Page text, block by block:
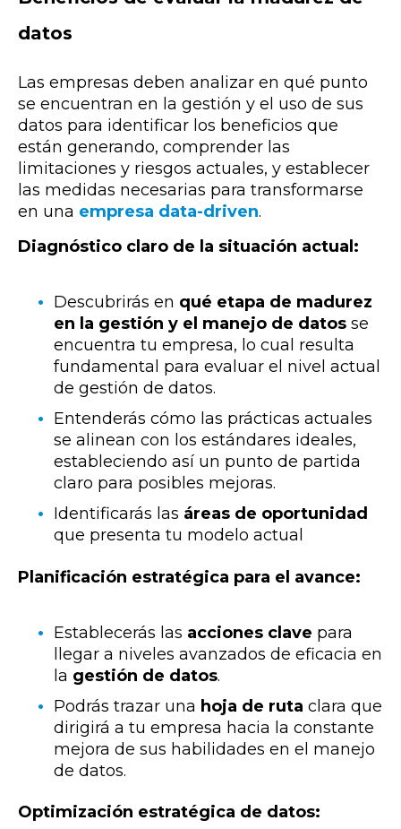
datos
Las empresas deben analizar en qué punto
se encuentran en la gestión y el uso de sus
datos para identificar los beneficios que
están generando, comprender las
limitaciones y riesgos actuales, y establecer
las medidas necesarias para transformarse
en una empresa data-driven.
Diagnóstico claro de la situación actual:
Descubrirás en qué etapa de madurez
en la gestión y el manejo de datos se
encuentra tu empresa, lo cual resulta
fundamental para evaluar el nivel actual
de gestión de datos.
Entenderás cómo las prácticas actuales
se alinean con los estándares ideales,
estableciendo así un punto de partida
claro para posibles mejoras.
Identificarás las áreas de oportunidad
que presenta tu modelo actual
Planificación estratégica para el avance:
Establecerás las acciones clave para
llegar a niveles avanzados de eficacia en
la gestión de datos.
Podrás trazar una hoja de ruta clara que
dirigirá a tu empresa hacia la constante
mejora de sus habilidades en el manejo
de datos.
Optimización estratégica de datos: